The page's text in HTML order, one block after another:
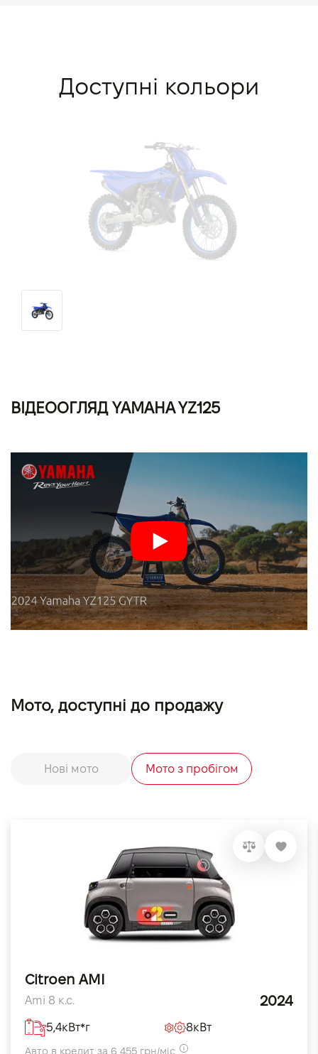
Доступні кольори
ВІДЕООГЛЯД YAMAHA YZ125
Мото, доступні до продажу
Нові мото Мото з пробігом
Citroen AMI
Ami 8 к.с. 2024
5,4кВт*г 8кВт
Авто в кредит за 6 455 грн/міс